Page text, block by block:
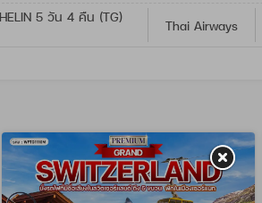
5 วัน 4 คืน (TG)
Thai Airways